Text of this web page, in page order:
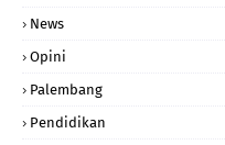
News
Opini
Palembang
Pendidikan